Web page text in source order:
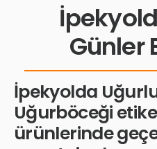
Günler
İpekyolda
Uğurböceği
ürünlerinde